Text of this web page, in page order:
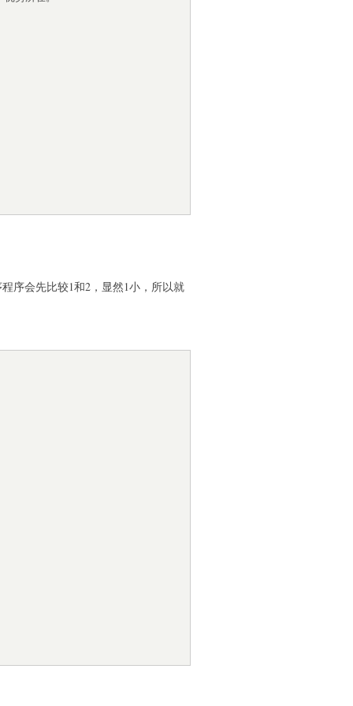
序会先比较1和2，显然1小，所以就